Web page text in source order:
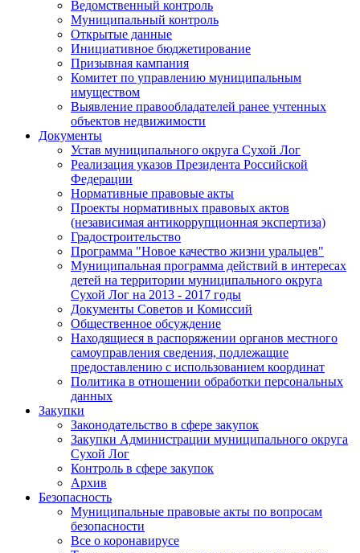
Ведомственный контроль
Муниципальный контроль
Открытые данные
Инициативное бюджетирование
Призывная кампания
Комитет по управлению муниципальным
имуществом
Выявление правообладателей ранее учтенных
объектов недвижимости
Документы
Устав муниципального округа Сухой Лог
Реализация указов Президента Российской
Федерации
Нормативные правовые акты
Проекты нормативных правовых актов
(независимая антикоррупционная экспертиза)
Градостроительство
Программа "Новое качество жизни уральцев"
Муниципальная программа действий в интересах
детей на территории муниципального округа
Сухой Лог на 2013 - 2017 годы
Документы Советов и Комиссий
Общественное обсуждение
Находящиеся в распоряжении органов местного
самоуправления сведения, подлежащие
предоставлению с использованием координат
Политика в отношении обработки персональных
данных
Закупки
Законодательство в сфере закупок
Закупки Администрации муниципального округа
Сухой Лог
Контроль в сфере закупок
Архив
Безопасность
Муниципальные правовые акты по вопросам
безопасности
Все о коронавирусе